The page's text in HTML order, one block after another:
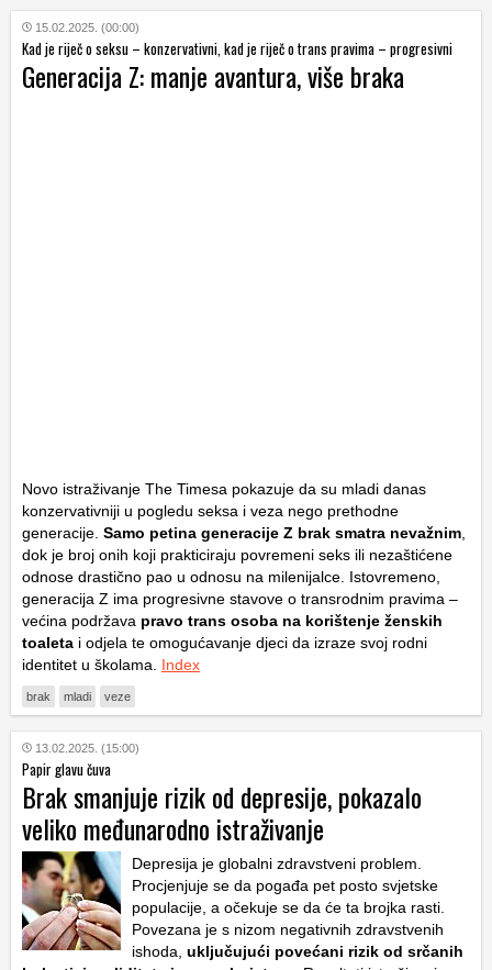
15.02.2025. (00:00)
Kad je riječ o seksu – konzervativni, kad je riječ o trans pravima – progresivni
Generacija Z: manje avantura, više braka
Novo istraživanje The Timesa pokazuje da su mladi danas
konzervativniji u pogledu seksa i veza nego prethodne
generacije. Samo petina generacije Z brak smatra nevažnim
dok je broj onih koji prakticiraju povremeni seks ili nezaštićene
odnose drastično pao u odnosu na milenijalce. Istovremeno,
generacija Z ima progresivne stavove o transrodnim pravima –
većina podržava pravo trans osoba na korištenje ženskih
toaleta i odjela te omogućavanje djeci da izraze svoj rodni
identitet u školama. Index
brak mladi veze
13.02.2025. (15:00)
Papir glavu čuva
Brak smanjuje rizik od depresije, pokazalo
veliko međunarodno istraživanje
Depresija je globalni zdravstveni problem.
Procjenjuje se da pogađa pet posto svjetske
populacije, a očekuje se da će ta brojka rasti.
Povezana je s nizom negativnih zdravstvenih
ishoda, uključujući povećani rizik od srčanih